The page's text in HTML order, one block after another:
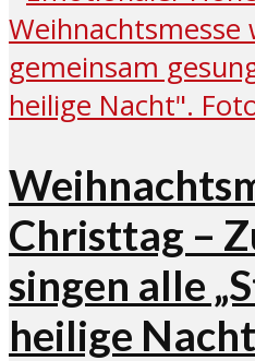
Christtag –
singen alle
heilige